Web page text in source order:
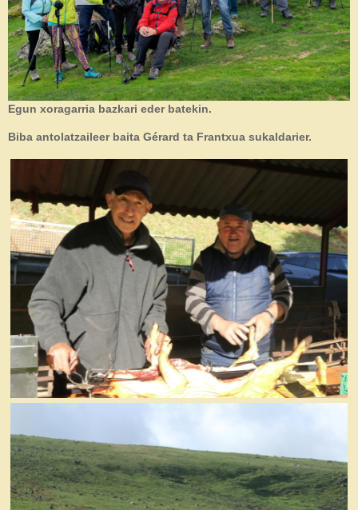
Egun xoragarria bazkari eder batekin.
Biba antolatzaileer baita Gérard ta Frantxua sukaldarier.